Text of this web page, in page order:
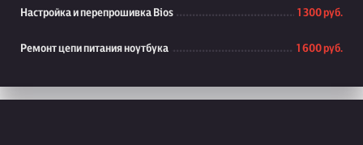
Настройка и перепрошивка Bios 1 300 руб.
Ремонт цепи питания ноутбука 1 600 руб.